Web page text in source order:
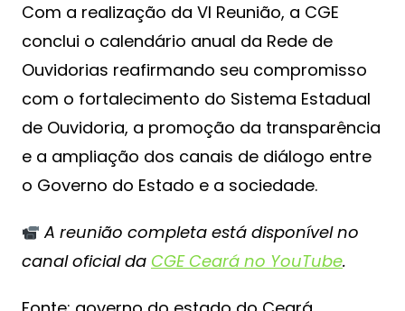
Com a realização da VI Reunião, a CGE
conclui o calendário anual da Rede de
Ouvidorias reafirmando seu compromisso
com o fortalecimento do Sistema Estadual
de Ouvidoria, a promoção da transparência
e a ampliação dos canais de diálogo entre
o Governo do Estado e a sociedade.
A reunião completa está disponível no
canal oficial da CGE Ceará no YouTube.